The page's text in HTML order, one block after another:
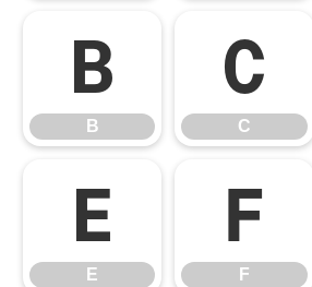
B
B
C
C
E
E
F
F